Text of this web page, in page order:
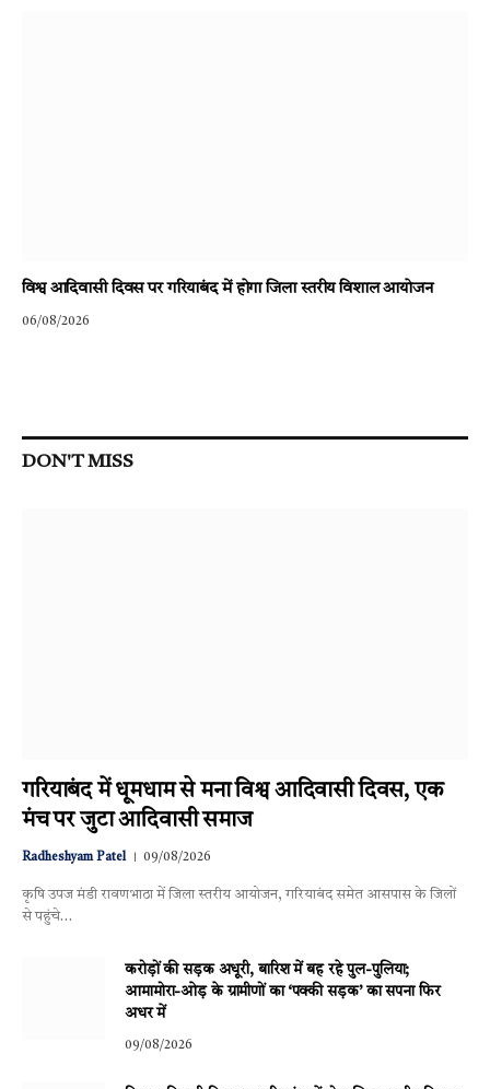
विश्व आदिवासी दिवस पर गरियाबंद में होगा जिला स्तरीय विशाल आयोजन
06/08/2026
DON'T MISS
गरियाबंद में धूमधाम से मना विश्व आदिवासी दिवस, एक
मंच पर जुटा आदिवासी समाज
Radheshyam Patel 09/08/2026
कृषि उपज मंडी रावणभाठा में जिला स्तरीय आयोजन, गरियाबंद समेत आसपास के जिलों
से पहुंचे…
करोड़ों की सड़क अधूरी, बारिश में बह रहे पुल-पुलिया;
आमामोरा-ओड़ के ग्रामीणों का ‘पक्की सड़क’ का सपना फिर
अधर में
09/08/2026